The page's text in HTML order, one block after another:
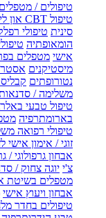
טיפולים /
טיפול CBT און ליין
סינית טיפולי
הומאופתיה
אישי מטפלים
מיסטיקנים
נטורופתים
משלימה / סדנאות
טיפול טבעי
בארומתרפיה
טיפולי רפואה
זוגי / אימון אישי
אבחון גרפולוגי /
צ'י יוגה צחוק /
מטפלים בשיטת
אבחון ויעוץ אישי
טיפולים בחדר